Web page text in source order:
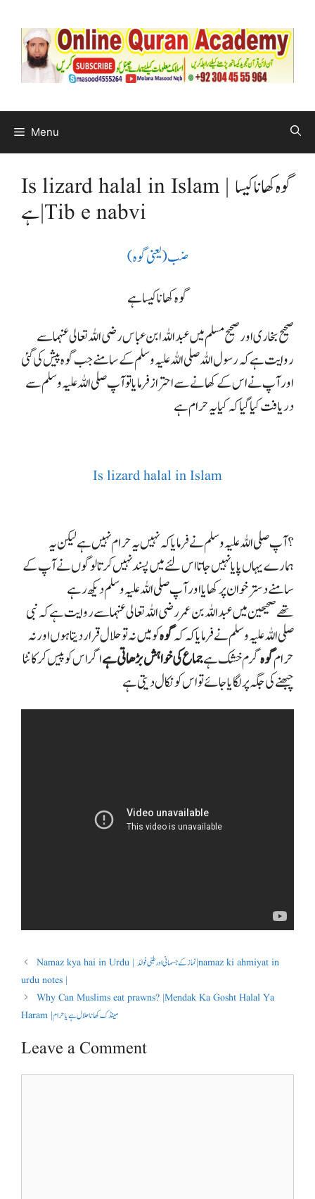
Menu
Is lizard halal in Islam | گوہ کھانا کیسا
ہے | Tib e nabvi
ضب (یعنی گوہ)
گوہ کھانا کیسا ہے
صحیح بخاری اور صحیح مسلم میں عبداللہ ابن عباس رضی اللہ تعالی عنہما سے
روایت ہےکہ رسول اللہ صلی اللہ علیہ وسلم کے سامنے جب گوہ پیش کی گئی
اور آپ نے اس کے کھانے سے احتراز فرمایا تو آپ صلی اللہ علیہ وسلم سے
دریافت کیا گیا کہ کیا یہ حرام ہے
Is lizard halal in Islam
؟آپ صلی اللہ علیہ وسلم نے فرمایا کہ نہیں یہ حرام نہیں ہے لیکن یہ
ہمارے یہاں پایا نہیں جاتا اس لئے میں پسند نہیں کرتا لوگوں نے آپ کے
سامنے دسترخوان پر کھایا اور آپ صلی اللہ علیہ وسلم دیکھ رہے
تھےصحیحین میں عبداللہ بن عمر رضی اللہ تعالی عنہما سے روایت ہے کہ نبی
صلی اللہ علیہ وسلم نے فرمایا کہکہگوہکو میں نہ تو حلال قرار دیتا ہوں اور نہ
حرامگوہگرم خشک ہےجماع کی خواہش بڑھاتی ہےاگر اس کو پیس کر کانٹا
چبھنے کی جگہ پر لگایا جائے تو اس کو نکال دیتی ہے
Namaz kya hai in Urdu | نماز کے جسمانی اور طبی فوائد | namaz ki ahmiyat in
urdu notes |
Why Can Muslims eat prawns? |Mendak Ka Gosht Halal Ya
Haram |مینڈک کھانا حلال ہے یا حرام
Leave a Comment